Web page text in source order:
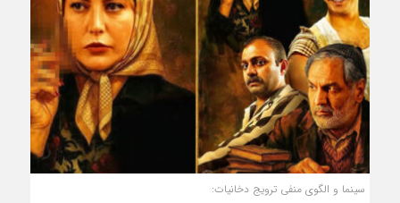
سینما و الگوی منفی ترویج دخانیات: